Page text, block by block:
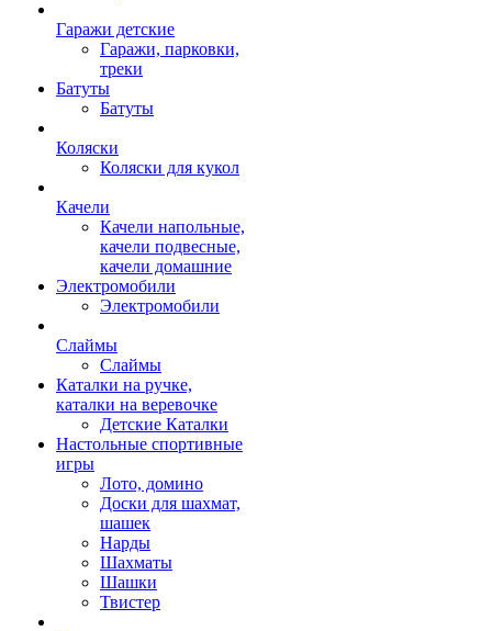
Гаражи детские
Гаражи, парковки,
треки
Батуты
Батуты
Коляски
Коляски для кукол
Качели
Качели напольные,
качели подвесные,
качели домашние
Электромобили
Электромобили
Слаймы
Слаймы
Каталки на ручке,
каталки на веревочке
Детские Каталки
Настольные спортивные
игры
Лото, домино
Доски для шахмат,
шашек
Нарды
Шахматы
Шашки
Твистер